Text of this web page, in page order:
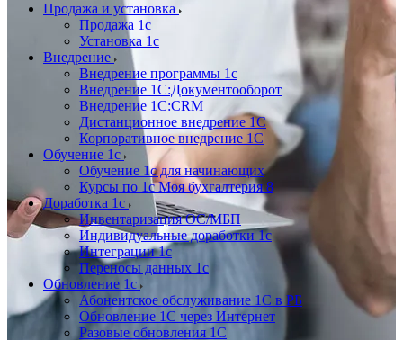
Продажа и установка
Продажа 1с
Установка 1с
Внедрение
Внедрение программы 1с
Внедрение 1С:Документооборот
Внедрение 1С:CRM
Дистанционное внедрение 1С
Корпоративное внедрение 1С
Обучение 1с
Обучение 1с для начинающих
Курсы по 1с Моя бухгалтерия 8
Доработка 1с
Инвентаризация ОС/МБП
Индивидуальные доработки 1с
Интеграции 1с
Переносы данных 1с
Обновление 1с
Абонентское обслуживание 1С в РБ
Обновление 1С через Интернет
Разовые обновления 1С